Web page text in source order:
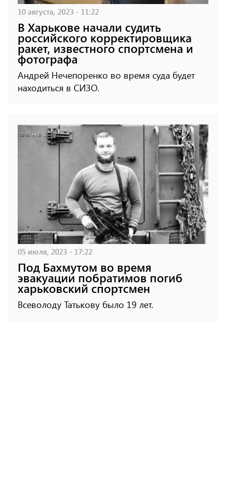
10 августа, 2023 - 11:22
В Харькове начали судить
российского корректировщика
ракет, известного спортсмена и
фотографа
Андрей Нечепоренко во время суда будет
находиться в СИЗО.
05 июля, 2023 - 17:22
Под Бахмутом во время
эвакуации побратимов погиб
харьковский спортсмен
Всеволоду Татькову было 19 лет.